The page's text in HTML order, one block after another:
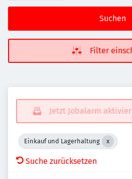
Suchen
Filter
Jetzt Jobalarm
Einkauf und Lagerhaltung
Suche zurücksetzen